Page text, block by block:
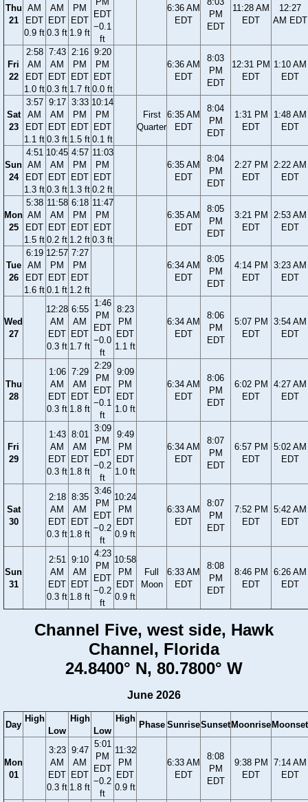
Thu
21
AM
EDT
0.9 ft
AM
EDT
0.3 ft
PM
EDT
1.9 ft
EDT
−0.1
ft
6:36 AM
EDT
PM
EDT
11:28 AM
EDT
12:27
AM EDT
Fri
22
2:58
AM
EDT
1.0 ft
7:43
AM
EDT
0.3 ft
2:16
PM
EDT
1.7 ft
9:20
PM
EDT
0.0 ft
6:36 AM
EDT
8:03
PM
EDT
12:31 PM
EDT
1:10 AM
EDT
Sat
23
3:57
AM
EDT
1.1 ft
9:17
AM
EDT
0.3 ft
3:33
PM
EDT
1.5 ft
10:14
PM
EDT
0.1 ft
First
Quarter
6:35 AM
EDT
8:04
PM
EDT
1:31 PM
EDT
1:48 AM
EDT
Sun
24
4:51
AM
EDT
1.3 ft
10:45
AM
EDT
0.3 ft
4:57
PM
EDT
1.3 ft
11:03
PM
EDT
0.2 ft
6:35 AM
EDT
8:04
PM
EDT
2:27 PM
EDT
2:22 AM
EDT
Mon
25
5:38
AM
EDT
1.5 ft
11:58
AM
EDT
0.2 ft
6:18
PM
EDT
1.2 ft
11:47
PM
EDT
0.3 ft
6:35 AM
EDT
8:05
PM
EDT
3:21 PM
EDT
2:53 AM
EDT
Tue
26
6:19
AM
EDT
1.6 ft
12:57
PM
EDT
0.1 ft
7:27
PM
EDT
1.2 ft
6:34 AM
EDT
8:05
PM
EDT
4:14 PM
EDT
3:23 AM
EDT
Wed
27
12:28
AM
EDT
0.3 ft
6:55
AM
EDT
1.7 ft
1:46
PM
EDT
−0.0
ft
8:23
PM
EDT
1.1 ft
6:34 AM
EDT
8:06
PM
EDT
5:07 PM
EDT
3:54 AM
EDT
Thu
28
1:06
AM
EDT
0.3 ft
7:29
AM
EDT
1.8 ft
2:29
PM
EDT
−0.1
ft
9:09
PM
EDT
1.0 ft
6:34 AM
EDT
8:06
PM
EDT
6:02 PM
EDT
4:27 AM
EDT
Fri
29
1:43
AM
EDT
0.3 ft
8:01
AM
EDT
1.8 ft
3:09
PM
EDT
−0.2
ft
9:49
PM
EDT
1.0 ft
6:34 AM
EDT
8:07
PM
EDT
6:57 PM
EDT
5:02 AM
EDT
Sat
30
2:18
AM
EDT
0.3 ft
8:35
AM
EDT
1.8 ft
3:46
PM
EDT
−0.2
ft
10:24
PM
EDT
0.9 ft
6:33 AM
EDT
8:07
PM
EDT
7:52 PM
EDT
5:42 AM
EDT
Sun
31
2:51
AM
EDT
0.3 ft
9:10
AM
EDT
1.8 ft
4:23
PM
EDT
−0.2
ft
10:58
PM
EDT
0.9 ft
Full
Moon
6:33 AM
EDT
8:08
PM
EDT
8:46 PM
EDT
6:26 AM
EDT
Channel Five, west side, Hawk
Channel, Florida
24.8400° N, 80.7800° W
June 2026
Day
High
Low
High
Low
High
Phase SunriseSunsetMoonriseMoonset
Mon
01
3:23
AM
EDT
0.3 ft
9:47
AM
EDT
1.8 ft
5:01
PM
EDT
−0.2
ft
11:32
PM
EDT
0.9 ft
6:33 AM
EDT
8:08
PM
EDT
9:38 PM
EDT
7:14 AM
EDT